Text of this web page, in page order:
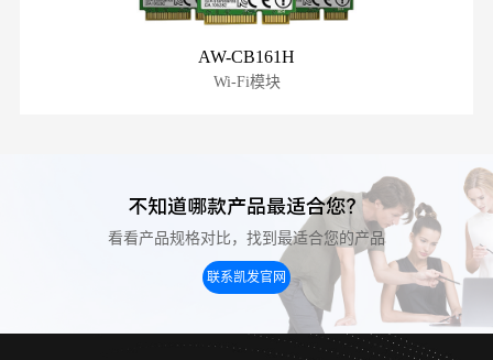
AW-CB161H
Wi-Fi模块
不知道哪款产品最适合您？
看看产品规格对比，找到最适合您的产品
联系凯发官网